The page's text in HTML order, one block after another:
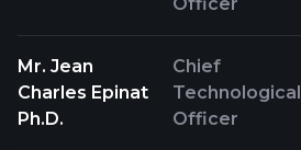
Mr. Jean
Charles Epinat
Ph.D.
Chief
Technological
Officer